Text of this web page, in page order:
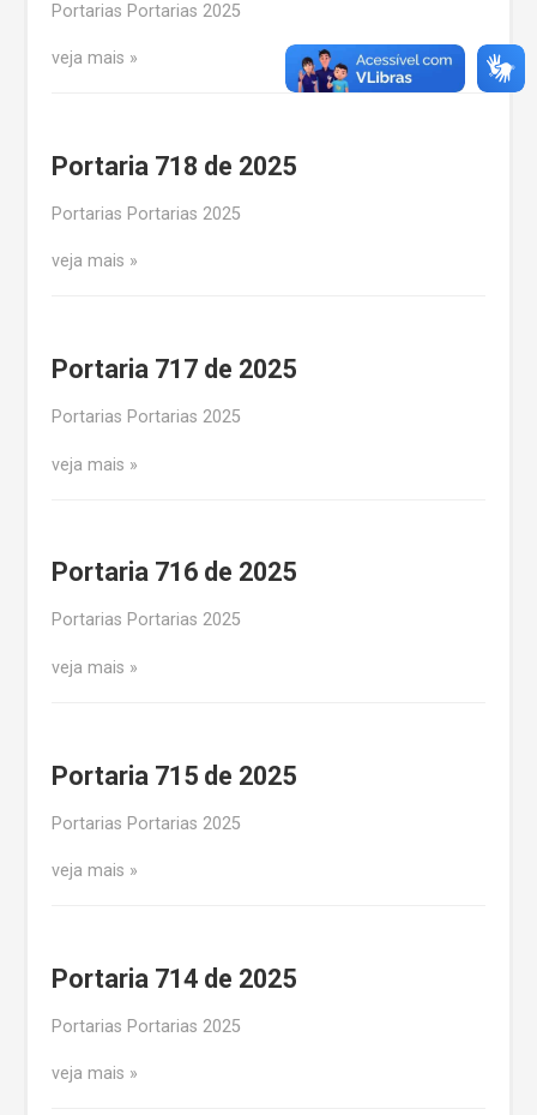
Portarias Portarias 2025
veja mais
Portaria 718 de 2025
Portarias Portarias 2025
veja mais
Portaria 717 de 2025
Portarias Portarias 2025
veja mais
Portaria 716 de 2025
Portarias Portarias 2025
veja mais
Portaria 715 de 2025
Portarias Portarias 2025
veja mais
Portaria 714 de 2025
Portarias Portarias 2025
veja mais